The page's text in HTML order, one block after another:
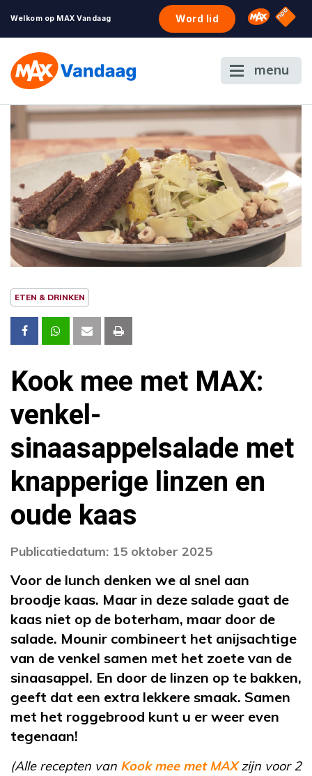
Welkom op MAX Vandaag Word lid Omroep
NPO
menu
ETEN & DRINKEN
Kook mee met MAX:
venkel-
sinaasappelsalade met
knapperige linzen en
oude kaas
Publicatiedatum: 15 oktober 2025
Voor de lunch denken we al snel aan
broodje kaas. Maar in deze salade gaat de
kaas niet op de boterham, maar door de
salade. Mounir combineert het anijsachtige
van de venkel samen met het zoete van de
sinaasappel. En door de linzen op te bakken,
geeft dat een extra lekkere smaak. Samen
met het roggebrood kunt u er weer even
tegenaan!
(Alle recepten van Kook mee met MAXzijn voor 2